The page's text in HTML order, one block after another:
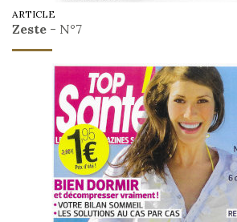
ARTICLE
Zeste - N°7